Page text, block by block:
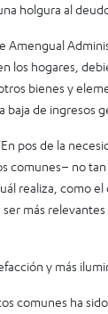
holgura al
Amengual
los hogares,
bienes y
baja de ingresos
pos de la
comunes– no
realiza, como
ser más
y más
comunes ha